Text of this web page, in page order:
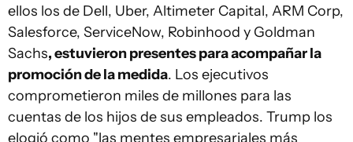
ellos los de Dell, Uber, Altimeter Capital, ARM Corp,
Salesforce, ServiceNow, Robinhood y Goldman
Sachs, estuvieron presentes para acompañar la
promoción de la medida. Los ejecutivos
comprometieron miles de millones para las
cuentas de los hijos de sus empleados. Trump los
elogió como "las mentes empresariales más